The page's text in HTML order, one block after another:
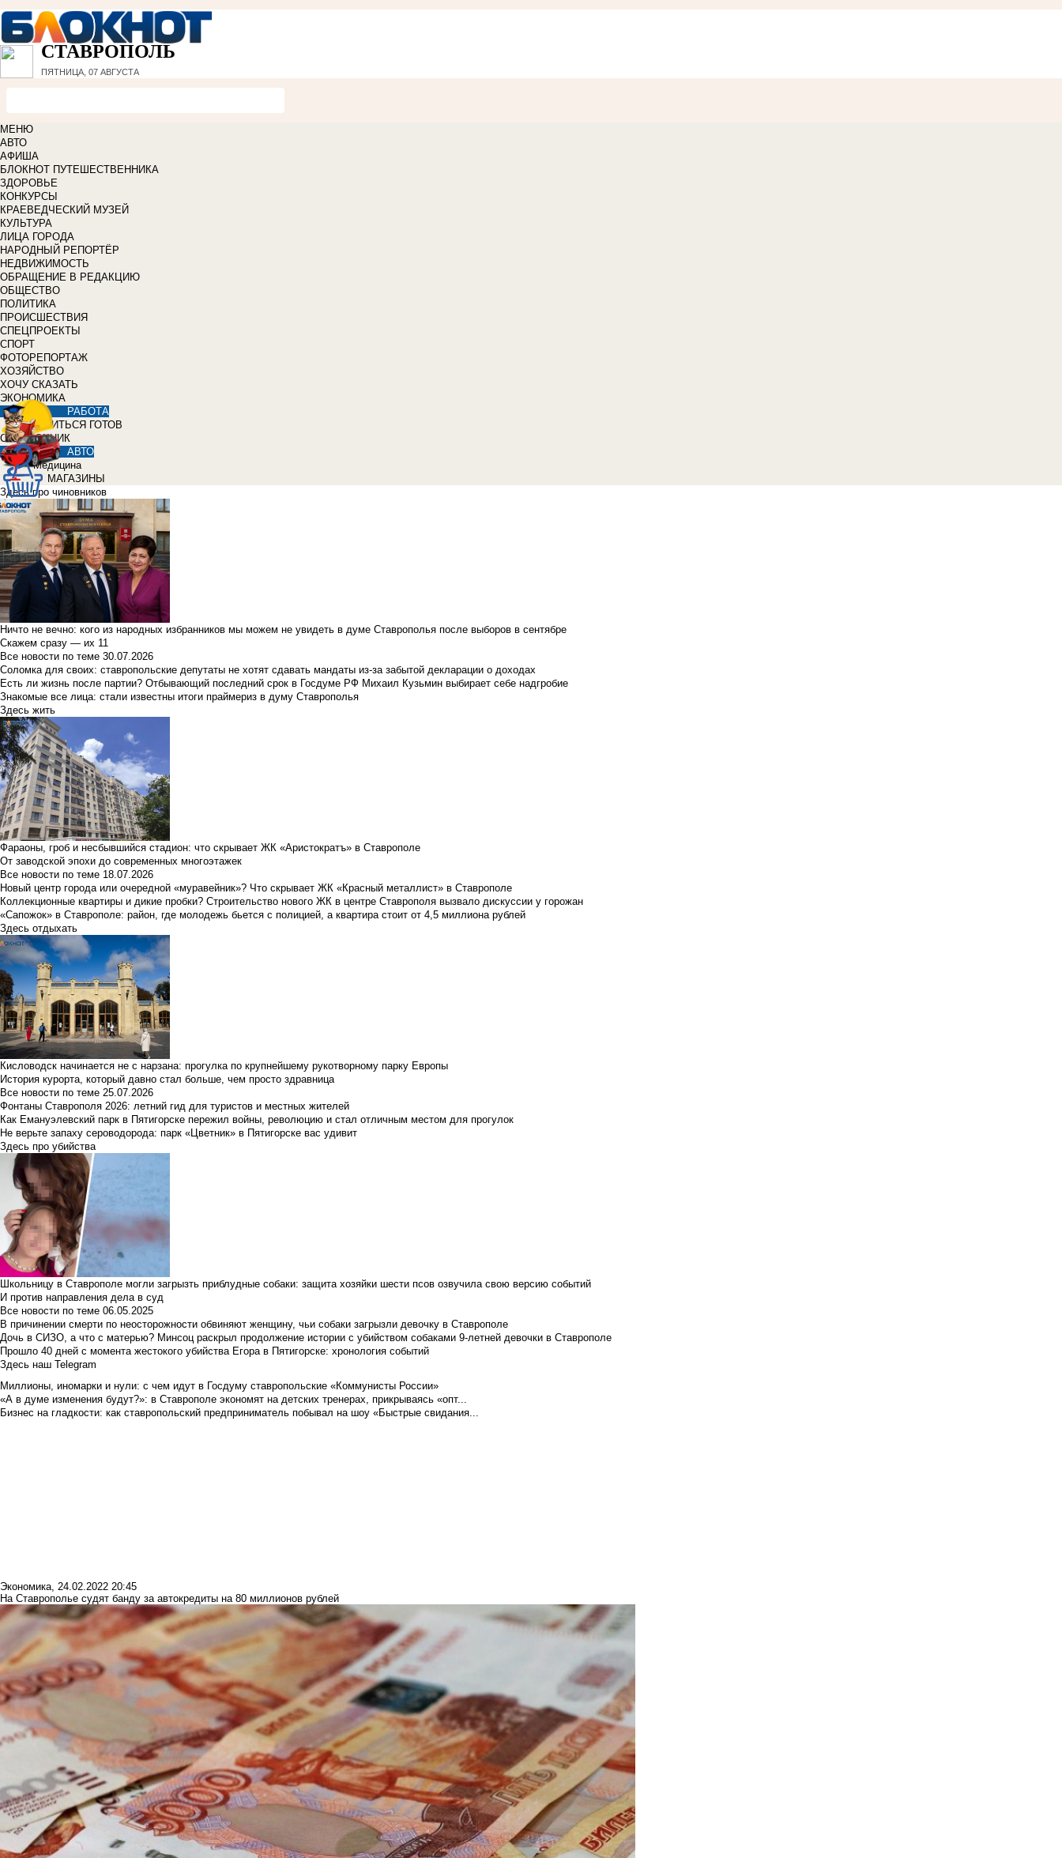
СТАВРОПОЛЬ
ПЯТНИЦА, 07 АВГУСТА
МЕНЮ
АВТО
АФИША
БЛОКНОТ ПУТЕШЕСТВЕННИКА
ЗДОРОВЬЕ
КОНКУРСЫ
КРАЕВЕДЧЕСКИЙ МУЗЕЙ
КУЛЬТУРА
ЛИЦА ГОРОДА
НАРОДНЫЙ РЕПОРТЁР
НЕДВИЖИМОСТЬ
ОБРАЩЕНИЕ В РЕДАКЦИЮ
ОБЩЕСТВО
ПОЛИТИКА
ПРОИСШЕСТВИЯ
СПЕЦПРОЕКТЫ
СПОРТ
ФОТОРЕПОРТАЖ
ХОЗЯЙСТВО
ХОЧУ СКАЗАТЬ
ЭКОНОМИКА
РАБОТА
УЧИТЬСЯ ГОТОВ
СПРАВОЧНИК
АВТО
Медицина
МАГАЗИНЫ
Здесь про чиновников
Ничто не вечно: кого из народных избранников мы можем не увидеть в думе Ставрополья после выборов в сентябре
Скажем сразу — их 11
Все новости по теме 30.07.2026
Соломка для своих: ставропольские депутаты не хотят сдавать мандаты из-за забытой декларации о доходах
Есть ли жизнь после партии? Отбывающий последний срок в Госдуме РФ Михаил Кузьмин выбирает себе надгробие
Знакомые все лица: стали известны итоги праймериз в думу Ставрополья
Здесь жить
Фараоны, гроб и несбывшийся стадион: что скрывает ЖК «Аристократъ» в Ставрополе
От заводской эпохи до современных многоэтажек
Все новости по теме 18.07.2026
Новый центр города или очередной «муравейник»? Что скрывает ЖК «Красный металлист» в Ставрополе
Коллекционные квартиры и дикие пробки? Строительство нового ЖК в центре Ставрополя вызвало дискуссии у горожан
«Сапожок» в Ставрополе: район, где молодежь бьется с полицией, а квартира стоит от 4,5 миллиона рублей
Здесь отдыхать
Кисловодск начинается не с нарзана: прогулка по крупнейшему рукотворному парку Европы
История курорта, который давно стал больше, чем просто здравница
Все новости по теме 25.07.2026
Фонтаны Ставрополя 2026: летний гид для туристов и местных жителей
Как Емануэлевский парк в Пятигорске пережил войны, революцию и стал отличным местом для прогулок
Не верьте запаху сероводорода: парк «Цветник» в Пятигорске вас удивит
Здесь про убийства
Школьницу в Ставрополе могли загрызть приблудные собаки: защита хозяйки шести псов озвучила свою версию событий
И против направления дела в суд
Все новости по теме 06.05.2025
В причинении смерти по неосторожности обвиняют женщину, чьи собаки загрызли девочку в Ставрополе
Дочь в СИЗО, а что с матерью? Минсоц раскрыл продолжение истории с убийством собаками 9-летней девочки в Ставрополе
Прошло 40 дней с момента жестокого убийства Егора в Пятигорске: хронология событий
Здесь наш Telegram
Миллионы, иномарки и нули: с чем идут в Госдуму ставропольские «Коммунисты России»
«А в думе изменения будут?»: в Ставрополе экономят на детских тренерах, прикрываясь «опт...
Бизнес на гладкости: как ставропольский предприниматель побывал на шоу «Быстрые свидания...
Экономика, 24.02.2022 20:45
На Ставрополье судят банду за автокредиты на 80 миллионов рублей